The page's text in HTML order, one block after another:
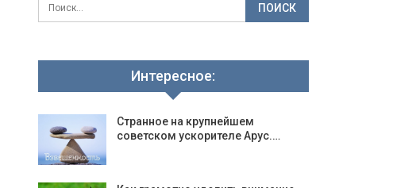
Интересное:
Странное на крупнейшем
советском ускорителе Арус.…